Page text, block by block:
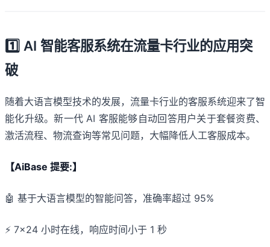
1️⃣ AI 智能客服系统在流量卡行业的应用突
破
随着大语言模型技术的发展，流量卡行业的客服系统迎来了智
能化升级。新一代 AI 客服能够自动回答用户关于套餐资费、
激活流程、物流查询等常见问题，大幅降低人工客服成本。
【AiBase 提要:】
🤖 基于大语言模型的智能问答，准确率超过 95%
⚡ 7×24 小时在线，响应时间小于 1 秒